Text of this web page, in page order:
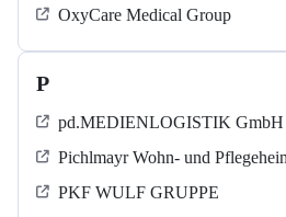
OxyCare Medical Group
P
pd.MEDIENLOGISTIK GmbH
Pichlmayr Wohn- und
PKF WULF GRUPPE